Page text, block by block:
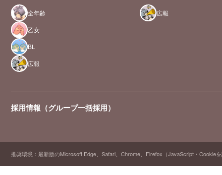
全年齢
乙女
BL
広報
広報
採用情報（グループ一括採用）
推奨環境：最新版のMicrosoft Edge、Safari、Chrome、Firefox（JavaScript・Cookie